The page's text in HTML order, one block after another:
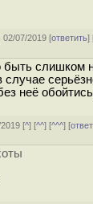
02/07/2019 [ответить]
слишком
случае
неё
[^] [^^] [^^^] [